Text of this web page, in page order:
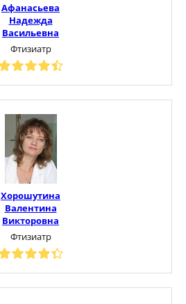
Афанасьева
Надежда
Васильевна
Фтизиатр
Хорошутина
Валентина
Викторовна
Фтизиатр